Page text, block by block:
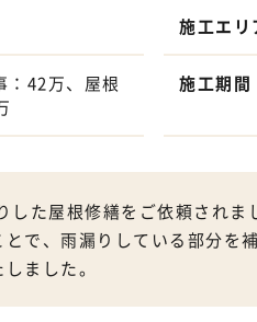
施工エリ
：42万、屋根
施工期間
た屋根修繕をご依頼されま
で、雨漏りしている部分を
ました。